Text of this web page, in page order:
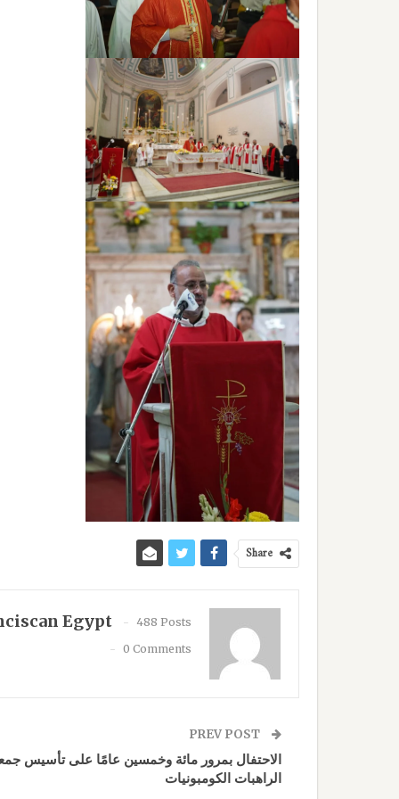
Share
Egypt
488 Posts
0 Comments
الاحتفال بمرور مائة وخمسين عامًا على تأسيس
الراهبات الكومبونيات